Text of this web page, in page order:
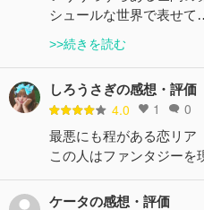
シュールな世界で表せて
>>続きを読む
しろうさぎの感想・評価
4.0 1 0
最悪にも程がある恋リア
この人はファンタジーを
ケータの感想・評価